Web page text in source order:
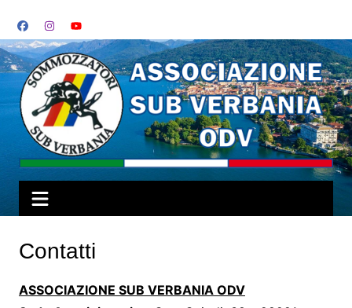
contenuto
Contatti
ASSOCIAZIONE SUB VERBANIA ODV